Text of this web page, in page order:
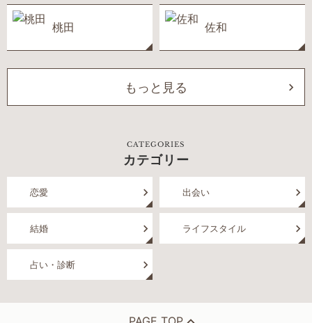
桃田 佐和
もっと見る
CATEGORIES
カテゴリー
恋愛 出会い
結婚 ライフスタイル
占い・診断